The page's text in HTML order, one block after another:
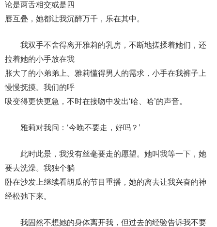
论是两舌相交或是四
唇互叠，她都让我沉醉万千，乐在其中。
我双手不舍得离开雅莉的乳房，不断地搓揉着她们，还
拉着她的小手放在我
胀大了的小弟弟上。雅莉懂得男人的需求，小手在我裤子上
慢慢抚摸。我们的呼
吸变得更快更急，不时在接吻中发出‘哈、哈’的声音。
雅莉对我问：‘今晚不要走，好吗？’
此时此景，我没有丝毫要走的愿望。她叫我等一下，她
要去洗澡。我独个躺
卧在沙发上继续看胡瓜的节目重播，她的离去让我兴奋的神
经松弛下来。
我固然不想她的身体离开我，但过去的经验告诉我不要